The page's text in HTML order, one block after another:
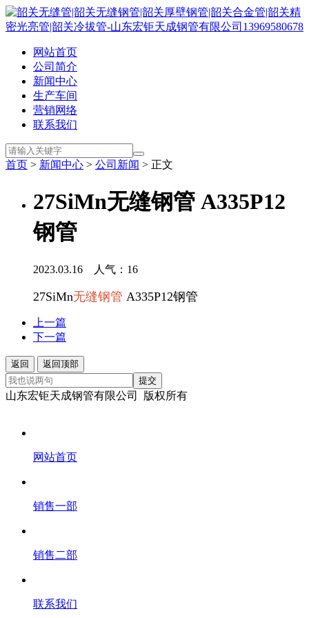
网站首页
公司简介
新闻中心
生产车间
营销网络
联系我们
首页 > 新闻中心 > 公司新闻 > 正文
27SiMn无缝钢管 A335P12
钢管
2023.03.16 人气： 16
27SiMn无缝钢管 A335P12钢管
上一篇
下一篇
返回
返回顶部
提交
山东宏钜天成钢管有限公司 版权所有
网站首页
销售一部
销售二部
联系我们